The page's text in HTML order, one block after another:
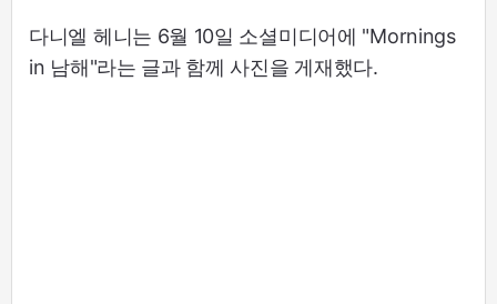
다니엘 헤니는 6월 10일 소셜미디어에 "Mornings
in 남해"라는 글과 함께 사진을 게재했다.